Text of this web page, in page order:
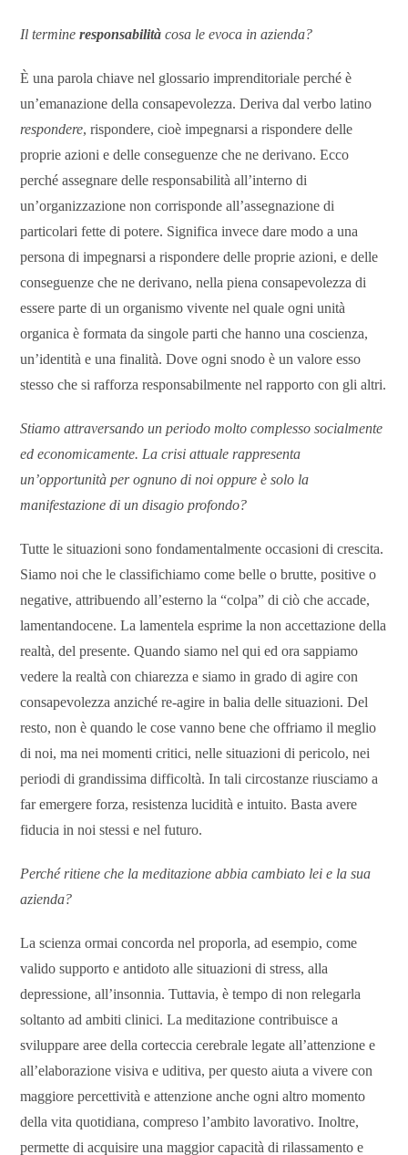
Il termine responsabilitàcosa le evoca in azienda?
È una parola chiave nel glossario imprenditoriale perché è
un’emanazione della consapevolezza. Deriva dal verbo latino
respondere, rispondere, cioè impegnarsi a rispondere delle
proprie azioni e delle conseguenze che ne derivano. Ecco
perché assegnare delle responsabilità all’interno di
un’organizzazione non corrisponde all’assegnazione di
particolari fette di potere. Significa invece dare modo a una
persona di impegnarsi a rispondere delle proprie azioni, e delle
conseguenze che ne derivano, nella piena consapevolezza di
essere parte di un organismo vivente nel quale ogni unità
organica è formata da singole parti che hanno una coscienza,
un’identità e una finalità. Dove ogni snodo è un valore esso
stesso che si rafforza responsabilmente nel rapporto con gli altri.
Stiamo attraversando un periodo molto complesso socialmente
ed economicamente. La crisi attuale rappresenta
un’opportunità per ognuno di noi oppure è solo la
manifestazione di un disagio profondo?
Tutte le situazioni sono fondamentalmente occasioni di crescita.
Siamo noi che le classifichiamo come belle o brutte, positive o
negative, attribuendo all’esterno la “colpa” di ciò che accade,
lamentandocene. La lamentela esprime la non accettazione della
realtà, del presente. Quando siamo nel qui ed ora sappiamo
vedere la realtà con chiarezza e siamo in grado di agire con
consapevolezza anziché re-agire in balia delle situazioni. Del
resto, non è quando le cose vanno bene che offriamo il meglio
di noi, ma nei momenti critici, nelle situazioni di pericolo, nei
periodi di grandissima difficoltà. In tali circostanze riusciamo a
far emergere forza, resistenza lucidità e intuito. Basta avere
fiducia in noi stessi e nel futuro.
Perché ritiene che la meditazione abbia cambiato lei e la sua
azienda?
La scienza ormai concorda nel proporla, ad esempio, come
valido supporto e antidoto alle situazioni di stress, alla
depressione, all’insonnia. Tuttavia, è tempo di non relegarla
soltanto ad ambiti clinici. La meditazione contribuisce a
sviluppare aree della corteccia cerebrale legate all’attenzione e
all’elaborazione visiva e uditiva, per questo aiuta a vivere con
maggiore percettività e attenzione anche ogni altro momento
della vita quotidiana, compreso l’ambito lavorativo. Inoltre,
permette di acquisire una maggior capacità di rilassamento e